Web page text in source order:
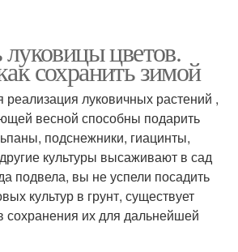
луковицы цветов.
сохранить зимой
луковичных растений ,
весной способны подарить
подснежники, гиацинты,
культуры высаживают в сад
подвела, вы не успели посадить
культур в грунт, существует
сохранения их для дальнейшей